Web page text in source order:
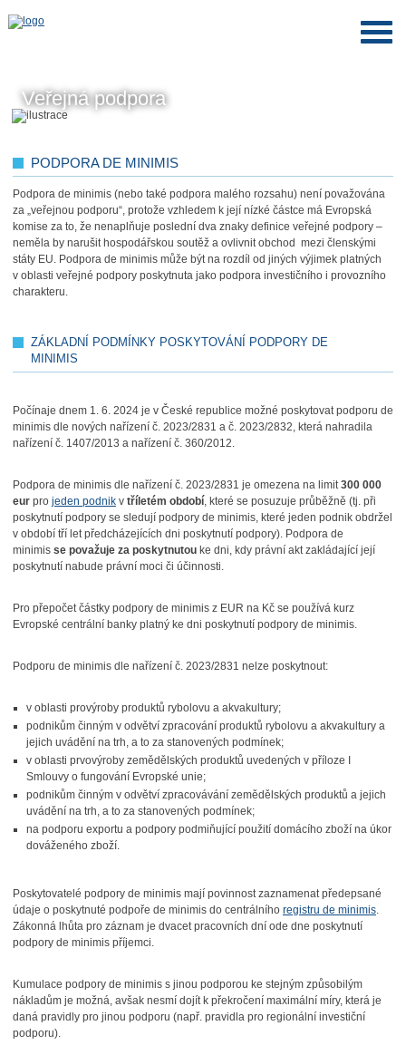
Veřejná podpora
PODPORA DE MINIMIS
Podpora de minimis (nebo také podpora malého rozsahu) není považována
za „veřejnou podporu“, protože vzhledem k její nízké částce má Evropská
komise za to, že nenaplňuje poslední dva znaky definice veřejné podpory –
neměla by narušit hospodářskou soutěž a ovlivnit obchod mezi členskými
státy EU. Podpora de minimis může být na rozdíl od jiných výjimek platných
v oblasti veřejné podpory poskytnuta jako podpora investičního i provozního
charakteru.
ZÁKLADNÍ PODMÍNKY POSKYTOVÁNÍ PODPORY DE
MINIMIS
Počínaje dnem 1. 6. 2024 je v České republice možné poskytovat podporu de
minimis dle nových nařízení č. 2023/2831 a č. 2023/2832, která nahradila
nařízení č. 1407/2013 a nařízení č. 360/2012.
Podpora de minimis dle nařízení č. 2023/2831 je omezena na limit300 000
eurpro jeden podnik v tříletém období, které se posuzuje průběžně (tj. při
poskytnutí podpory se sledují podpory de minimis, které jeden podnik obdržel
v období tří let předcházejících dni poskytnutí podpory). Podpora de
minimis se považuje za poskytnutouke dni, kdy právní akt zakládající její
poskytnutí nabude právní moci či účinnosti.
Pro přepočet částky podpory de minimis z EUR na Kč se používá kurz
Evropské centrální banky platný ke dni poskytnutí podpory de minimis.
Podporu de minimis dle nařízení č. 2023/2831 nelze poskytnout:
v oblasti provýroby produktů rybolovu a akvakultury;
podnikům činným v odvětví zpracování produktů rybolovu a akvakultury a
jejich uvádění na trh, a to za stanovených podmínek;
v oblasti prvovýroby zemědělských produktů uvedených v příloze I
Smlouvy o fungování Evropské unie;
podnikům činným v odvětví zpracovávání zemědělských produktů a jejich
uvádění na trh, a to za stanovených podmínek;
na podporu exportu a podpory podmiňující použití domácího zboží na úkor
dováženého zboží.
Poskytovatelé podpory de minimis mají povinnost zaznamenat předepsané
údaje o poskytnuté podpoře de minimis do centrálního registru de minimis.
Zákonná lhůta pro záznam je dvacet pracovních dní ode dne poskytnutí
podpory de minimis příjemci.
Kumulace podpory de minimis s jinou podporou ke stejným způsobilým
nákladům je možná, avšak nesmí dojít k překročení maximální míry, která je
daná pravidly pro jinou podporu (např. pravidla pro regionální investiční
podporu).